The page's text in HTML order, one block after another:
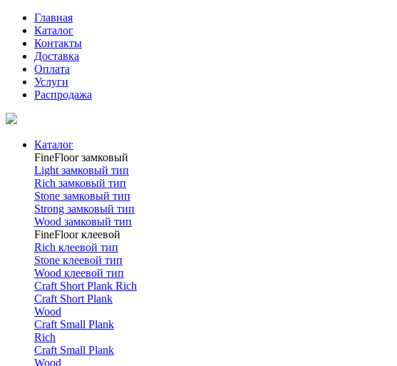
Главная
Каталог
Контакты
Доставка
Оплата
Услуги
Распродажа
Каталог
FineFloor замковый
Light замковый тип
Rich замковый тип
Stone замковый тип
Strong замковый тип
Wood замковый тип
FineFloor клеевой
Rich клеевой тип
Stone клеевой тип
Wood клеевой тип
Craft Short Plank Rich
Craft Short Plank
Wood
Craft Small Plank
Rich
Craft Small Plank
Wood